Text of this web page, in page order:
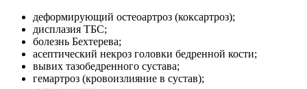
деформирующий остеоартроз (коксартроз);
дисплазия ТБС;
болезнь Бехтерева;
асептический некроз головки бедренной кости;
вывих тазобедренного сустава;
гемартроз (кровоизлияние в сустав);